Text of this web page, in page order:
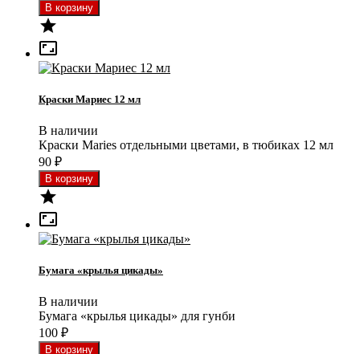


Краски Мариес 12 мл
В наличии
Краски Maries отдельными цветами, в тюбиках 12 мл
90 ₽


Бумага «крылья цикады»
В наличии
Бумага «крылья цикады» для гунби
100 ₽